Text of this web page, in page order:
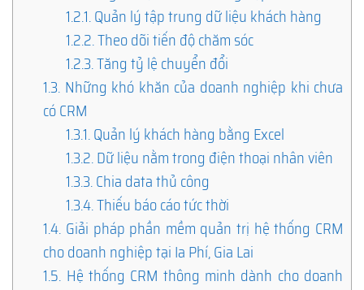
1.2.1.Quản lý tập trung dữ liệu khách hàng
1.2.2.Theo dõi tiến độ chăm sóc
1.2.3.Tăng tỷ lệ chuyển đổi
1.3. Những khó khăn của doanh nghiệp khi chưa
có CRM
1.3.1.Quản lý khách hàng bằng Excel
1.3.2.Dữ liệu nằm trong điện thoại nhân viên
1.3.3.Chia data thủ công
1.3.4.Thiếu báo cáo tức thời
1.4. Giải pháp phần mềm quản trị hệ thống CRM
cho doanh nghiệp tại Ia Phí, Gia Lai
1.5. Hệ thống CRM thông minh dành cho doanh